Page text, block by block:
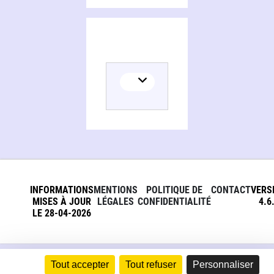
Tout accepter Tout refuser Personnaliser
INFORMATIONS
MISES À JOUR
LE 28-04-2026
MENTIONS
LÉGALES
POLITIQUE DE
CONFIDENTIALITÉ
CONTACT